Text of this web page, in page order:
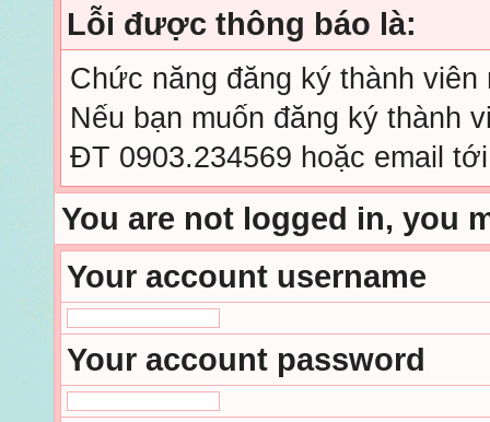
Lỗi được thông báo là:
Chức năng đăng ký thành
Nếu bạn muốn đăng ký thành
ĐT 0903.234569 hoặc email
You are not logged in, you
Your account username
Your account password